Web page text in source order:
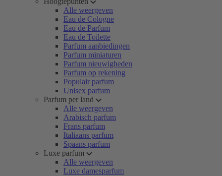
Alle weergeven
Eau de Cologne
Eau de Parfum
Eau de Toilette
Parfum aanbiedingen
Parfum miniaturen
Parfum nieuwigheden
Parfum op rekening
Populair parfum
Unisex parfum
Parfum per land
Alle weergeven
Arabisch parfum
Frans parfum
Italiaans parfum
Spaans parfum
Luxe parfum
Alle weergeven
Luxe damesparfum